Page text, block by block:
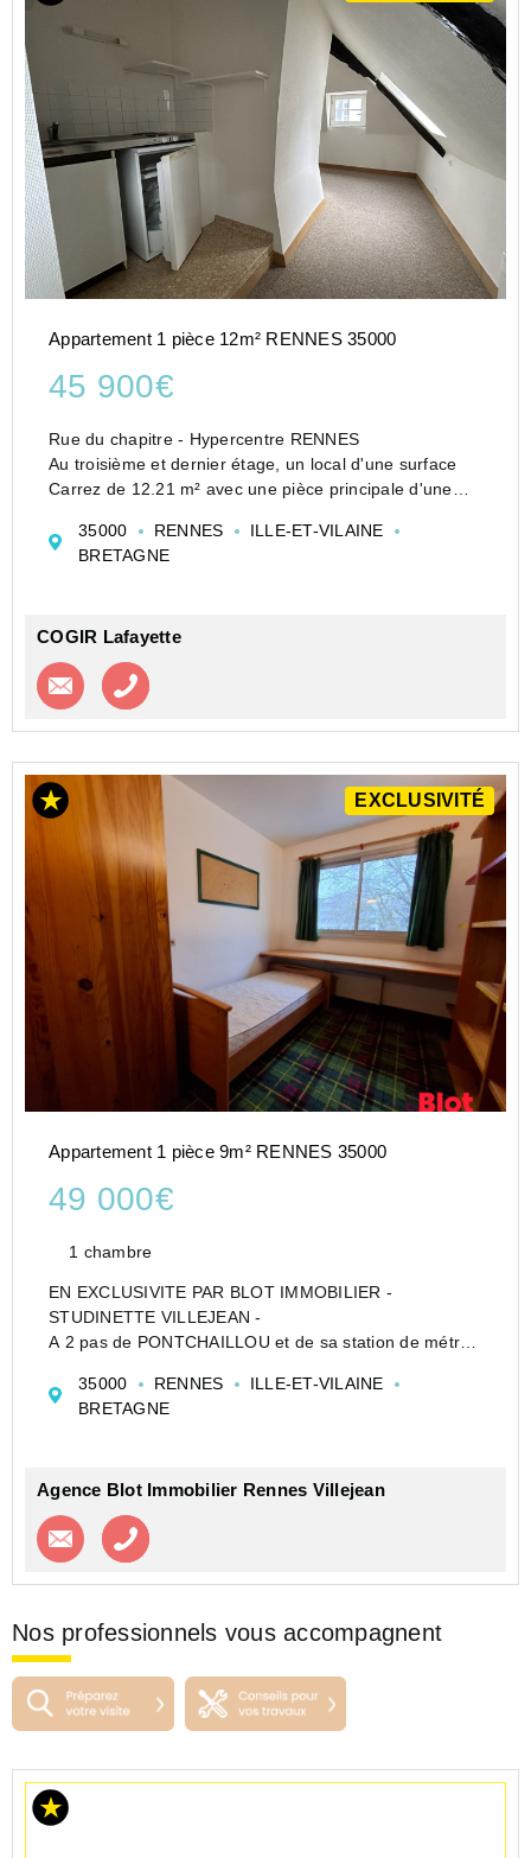
Appartement 1 pièce 12m² RENNES 35000
45 900€
Rue du chapitre - Hypercentre RENNES
Au troisième et dernier étage, un local d'une surface
Carrez de 12.21 m² avec une pièce principale d'une
surface au sol de 16.17m². Vendu libre. Exclusi...
35000 RENNES
ILLE-ET-VILAINE
BRETAGNE
COGIR Lafayette
Contacter l'agence
EXCLUSIVITÉ
Appartement 1 pièce 9m² RENNES 35000
49 000€
1 chambre
EN EXCLUSIVITE PAR BLOT IMMOBILIER -
STUDINETTE VILLEJEAN -
A 2 pas de PONTCHAILLOU et de sa station de métro -
Studinette de plus de 9 m² avec une belle rentabilité,
comprenant une pièce principale, un lit, une penderie...
35000 RENNES
ILLE-ET-VILAINE
BRETAGNE
Agence Blot Immobilier Rennes Villejean
Contacter l'agence
Nos professionnels vous accompagnent